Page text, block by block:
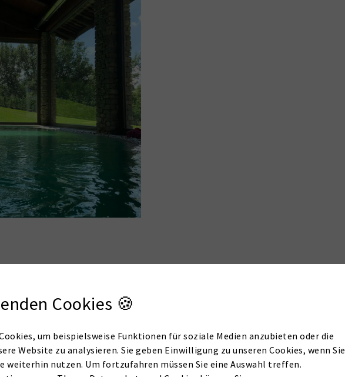
AT-009 Zustand
Cookies 🍪
um beispielsweise Funktionen für soziale Medien anzubieten oder die
Website zu analysieren. Sie geben Einwilligung zu unseren Cookies, wenn Sie
weiterhin nutzen. Um fortzufahren müssen Sie eine Auswahl treffen.